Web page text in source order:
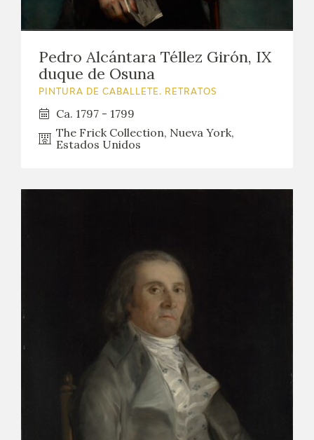
Pedro Alcántara Téllez Girón, IX
duque de Osuna
PINTURA DE CABALLETE. RETRATOS
Ca. 1797 - 1799
The Frick Collection, Nueva York,
Estados Unidos